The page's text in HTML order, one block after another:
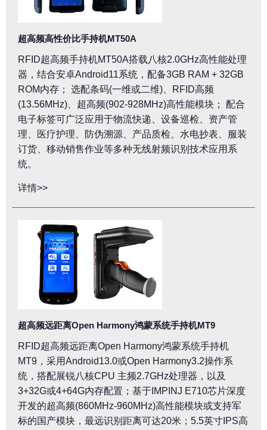
超高频高性价比手持机MT50A
RFID超高频手持机MT50A搭载八核2.0GHz高性能处理
器，结合安卓Android11系统，配备3GB RAM + 32GB
ROM内存； 选配条码(一维或二维)、RFID高频
(13.56MHz)、超高频(902-928MHz)高性能模块； 配合
电子标签可广泛应用于物流快递、设备巡检、资产管
理、医疗护理、防伪溯源、产品质检、水电抄表、服装
订货、移动销售作业等多种无线射频识别技术应用系
统。
详情>>
超高频远距离Open Harmony鸿蒙系统手持机MT9
RFID超高频远距离Open Harmony鸿蒙系统手持机
MT9，采用Android13.0或Open Harmony3.2操作系
统，搭配展锐八核CPU 主频2.7GHz处理器，以及
3+32G或4+64G内存配置；基于IMPINJ E710芯片深度
开发的超高频(860MHz-960MHz)高性能模块或支持军
标的国产模块，最远识别距离可达20米；5.5英寸IPS高